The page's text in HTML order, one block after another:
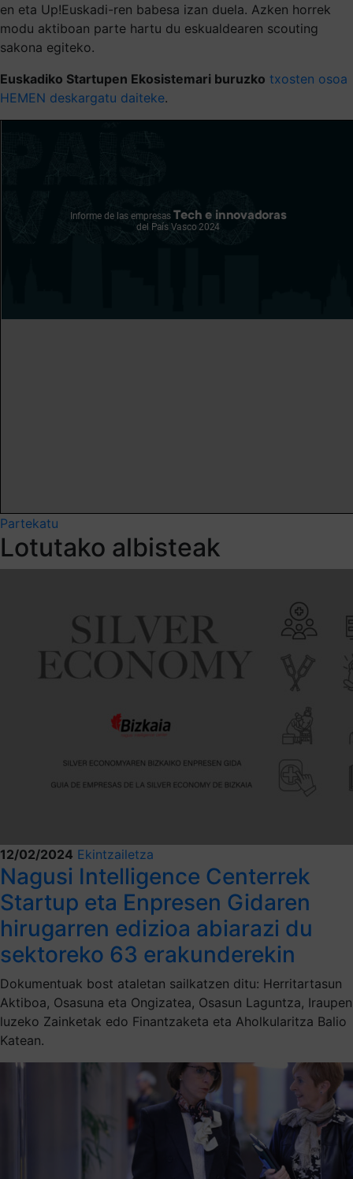
en eta Up!Euskadi-ren babesa izan duela. Azken horrek
modu aktiboan parte hartu du eskualdearen scouting
sakona egiteko.
Euskadiko Startupen Ekosistemari buruzko txosten osoa
HEMEN deskargatu daiteke.
Partekatu
Lotutako albisteak
12/02/2024 Ekintzailetza
Nagusi Intelligence Centerrek
Startup eta Enpresen Gidaren
hirugarren edizioa abiarazi du
sektoreko 63 erakunderekin
Dokumentuak bost ataletan sailkatzen ditu: Herritartasun
Aktiboa, Osasuna eta Ongizatea, Osasun Laguntza, Iraupen
luzeko Zainketak edo Finantzaketa eta Aholkularitza Balio
Katean.